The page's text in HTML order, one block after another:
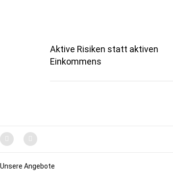
Aktive Risiken statt aktiven
Einkommens
Unsere Angebote